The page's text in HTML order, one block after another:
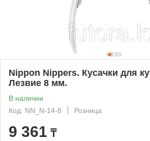
Nippon Nippers. Кусачки для
Лезвие 8 мм.
В наличии
Код: NN_N-14-8
Розница
9 361 ₸